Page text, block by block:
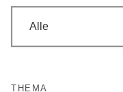
Alle
THEMA